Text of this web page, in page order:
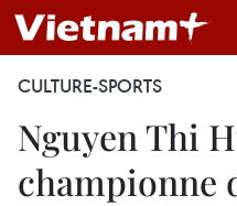
CULTURE-SPORTS
Nguyen Thi
championne